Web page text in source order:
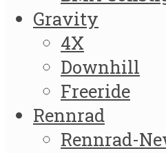
Gravity
4X
Downhill
Freeride
Rennrad
Rennrad-